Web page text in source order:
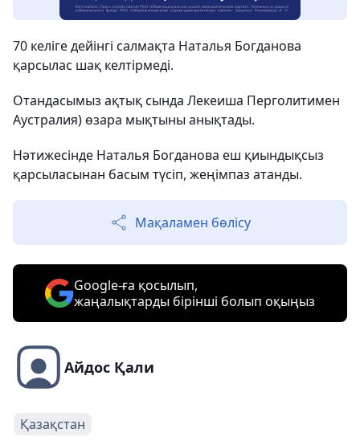
70 келіге дейінгі салмақта Наталья Богданова
қарсылас шақ келтірмеді.
Отандасымыз ақтық сында Лекеиша Перголитимен
Аустралия) өзара мықтыны анықтады.
Нәтижесінде Наталья Богданова еш қиындықсыз
қарсыласынан басым түсіп, жеңімпаз атанды.
Мақаламен бөлісу
Google-ға қосылып,
жаңалықтарды бірінші болып оқыңыз
Айдос Қали
Қазақстан